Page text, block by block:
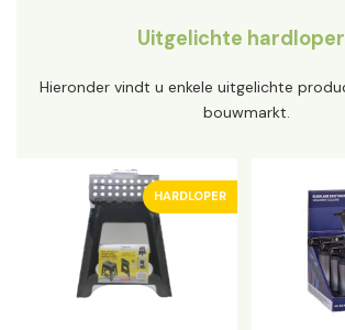
Uitgelichte
Hieronder vindt u enkele uitgelichte
bouwmarkt.
HARDLOPER